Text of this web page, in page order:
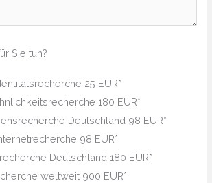
Sie tun?
25 EUR*
180 EUR*
Deutschland 98 EUR*
98 EUR*
Deutschland 180 EUR*
weltweit 900 EUR*